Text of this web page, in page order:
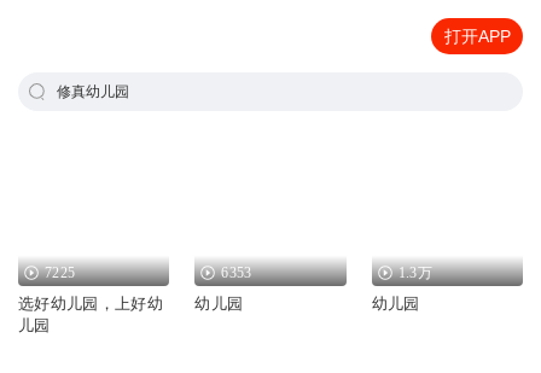
打开APP
修真幼儿园
7225
选好幼儿园，上好幼
儿园
6353
幼儿园
1.3万
幼儿园